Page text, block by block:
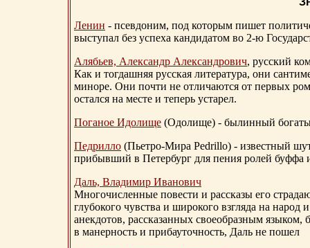
Ленин - псевдоним, под которым пишет
выступал без успеха кандидатом во 2-ю
Алябьев, Александр Александрович, русский
Как и тогдашняя русская литература, они
миноре. Они почти не отличаются от первых
остался на месте и теперь устарел.
Поганое Идолище (Одолище) - былинный
Педрилло (Пьетро-Мира Pedrillo) - известный
прибывший в Петербург для пения ролей буффа
Даль, Владимир Иванович
Многочисленные повести и рассказы его
глубокого чувства и широкого взгляда на
анекдотов, рассказанных своеобразным
в манерность и прибауточность, Даль не пошел